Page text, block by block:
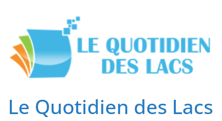
contenu
Le Quotidien des Lacs